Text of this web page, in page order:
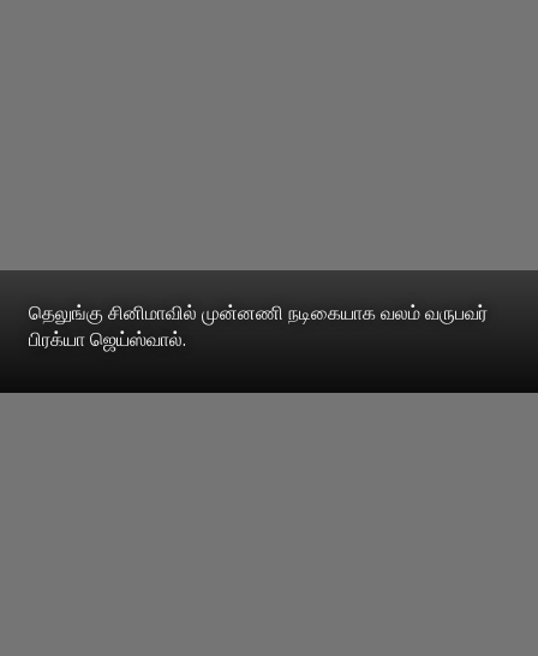
தெலுங்கு சினிமாவில் முன்னணி நடிகையாக வலம் வருபவர்
பிரக்யா ஜெய்ஸ்வால்.